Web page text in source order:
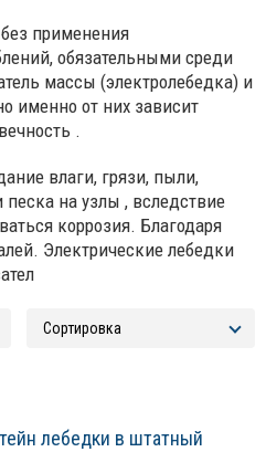
применения
обязательными среди
массы (электролебедка) и
именно от них зависит
.
влаги, грязи, пыли,
на узлы , вследствие
коррозия. Благодаря
Электрические лебедки
лебедки в штатный